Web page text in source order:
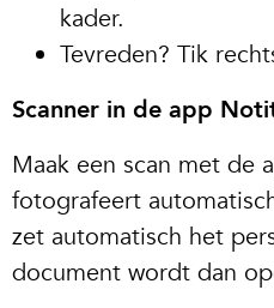
kader.
Tevreden? Tik
Scanner in de app
Maak een scan met de
fotografeert
zet automatisch het
document wordt dan